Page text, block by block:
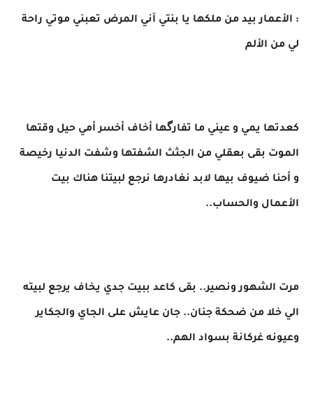
: الأعمار بيد من ملكها يا بنتي آني المرض تعبني موتي راحة
لي من الألم
كعدتها يمي و عيني ما تفارگها أخاف أخسر أمي حيل وقتها
الموت بقى بعقلي من الجثث الشفتها وشفت الدنيا رخيصة
و أحنا ضيوف بيها لابد نغادرها نرجع لبيتنا هناك بيت
الأعمال والحساب..
​مرت الشهور ونصير.. بقى كاعد ببيت جدي يخاف يرجع لبيته
الي خلا من ضحكة جنان.. جان عايش على الجاي والجكاير
وعيونه غركانة بسواد الهم..